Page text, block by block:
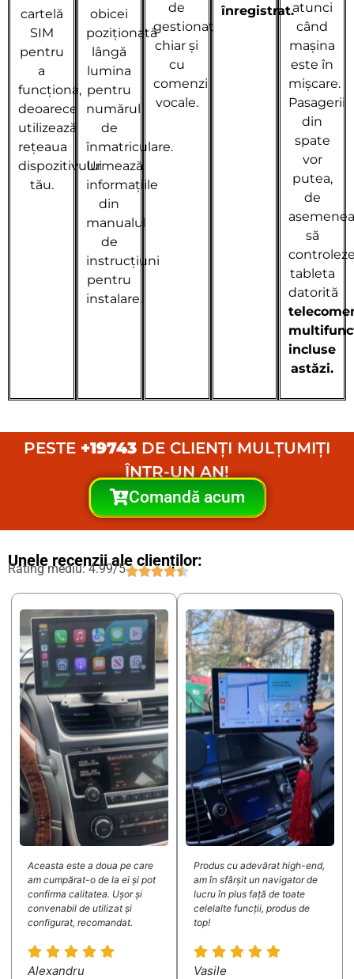
cartelă
SIM
pentru
a
funcționa,
deoarece
utilizează
rețeaua
dispozitivului
tău.
obicei
poziționată
lângă
lumina
pentru
numărul
de
înmatriculare.
Urmează
informațiile
din
manualul
de
instrucțiuni
pentru
instalare.
de
gestionat
chiar și
cu
comenzi
vocale.
înregistrat.atunci
când
mașina
este în
mișcare.
Pasagerii
din
spate
vor
putea,
de
să
tableta
datorită
incluse
astăzi.
PESTE +19743 DE CLIENȚI MULȚUMIȚI
ÎNTR-UN AN!
Comandă acum
Unele recenzii ale clienților:
Rating mediu: 4.99/5
Aceasta este a doua pe care
am cumpărat-o de la ei și pot
confirma calitatea. Ușor și
convenabil de utilizat și
configurat, recomandat.
Alexandru
Produs cu adevărat high-end,
am în sfârșit un navigator de
lucru în plus față de toate
celelalte funcții, produs de
top!
Vasile